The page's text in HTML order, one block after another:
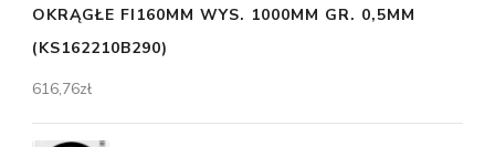
OKRĄGŁE FI160MM WYS. 1000MM GR. 0,5MM
(KS162210B290)
616,76zł